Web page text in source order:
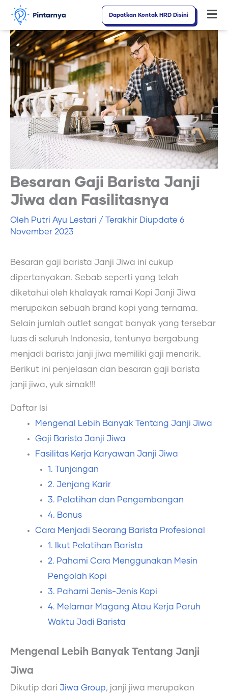
Lewati
konten
Dapatkan Kontak HRD Disini
Besaran Gaji Barista Janji
Jiwa dan Fasilitasnya
Oleh Putri Ayu Lestari / Terakhir Diupdate 6
November 2023
Besaran gaji barista Janji Jiwa ini cukup
dipertanyakan. Sebab seperti yang telah
diketahui oleh khalayak ramai Kopi Janji Jiwa
merupakan sebuah brand kopi yang ternama.
Selain jumlah outlet sangat banyak yang tersebar
luas di seluruh Indonesia, tentunya bergabung
menjadi barista janji jiwa memiliki gaji menarik.
Berikut ini penjelasan dan besaran gaji barista
janji jiwa, yuk simak!!!
Daftar Isi
Mengenal Lebih Banyak Tentang Janji Jiwa
Gaji Barista Janji Jiwa
Fasilitas Kerja Karyawan Janji Jiwa
1. Tunjangan
2. Jenjang Karir
3. Pelatihan dan Pengembangan
4. Bonus
Cara Menjadi Seorang Barista Profesional
1. Ikut Pelatihan Barista
2. Pahami Cara Menggunakan Mesin
Pengolah Kopi
3. Pahami Jenis-Jenis Kopi
4. Melamar Magang Atau Kerja Paruh
Waktu Jadi Barista
Mengenal Lebih Banyak Tentang Janji
Jiwa
Dikutip dari Jiwa Group, janji jiwa merupakan